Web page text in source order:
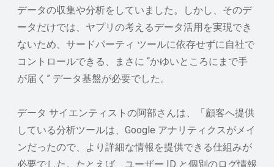
データの収集や分析をしていました。しかし、そのデ
ータだけでは、ヤプリの考えるデータ活用を実現でき
ないため、サードパーティ ツールに依存せずに自社で
コントロールできる、まさに “かゆいところにまで手
が届く” データ基盤が必要でした。
データ サイエンティストの阿部さんは、「顧客へ提供
している分析ツールは、Google アナリティクスがメイ
ンだったので、より詳細な情報を提供できる仕組みが
必要でした。たとえば、ユーザー ID と個別のログ情報